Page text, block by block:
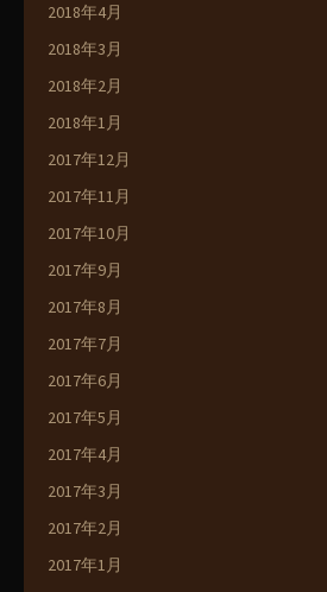
2018年4月
2018年3月
2018年2月
2018年1月
2017年12月
2017年11月
2017年10月
2017年9月
2017年8月
2017年7月
2017年6月
2017年5月
2017年4月
2017年3月
2017年2月
2017年1月